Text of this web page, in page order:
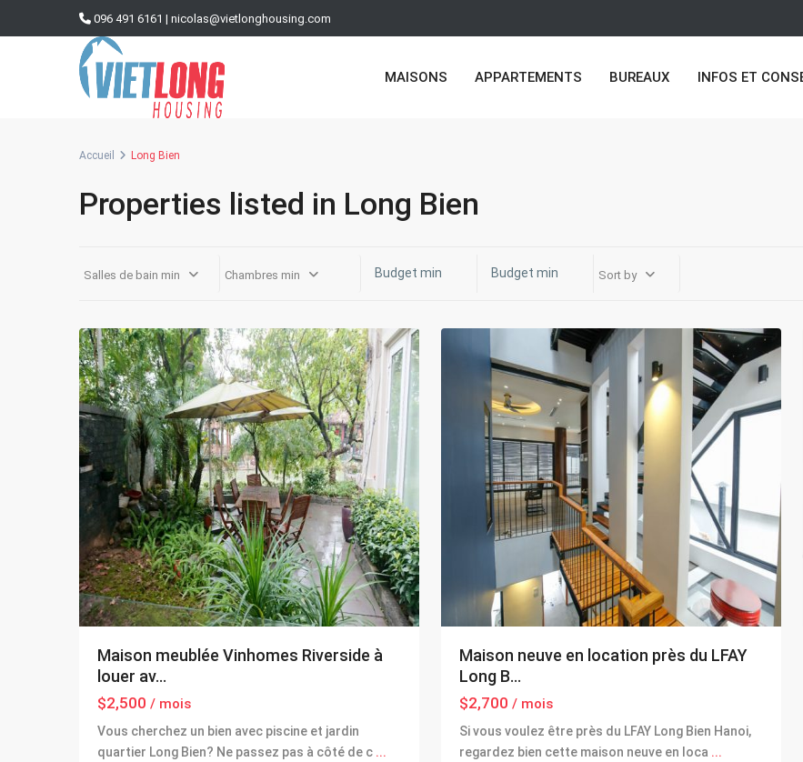
096 491 6161 | nicolas@vietlonghousing.com
MAISONS APPARTEMENTS BUREAUX INFOS ET
Accueil Long Bien
Properties listed in Long Bien
Salles de bain min Chambres min Sort by
Long
Maison meublée Vinhomes Riverside à
louer av...
$2,500 / mois
Vous cherchez un bien avec piscine et jardin
quartier Long Bien? Ne passez pas à côté de c ...
Maison neuve en location près du LFAY
Long B...
$2,700 / mois
Si vous voulez être près du LFAY Long Bien Hanoi,
regardez bien cette maison neuve en loca ...